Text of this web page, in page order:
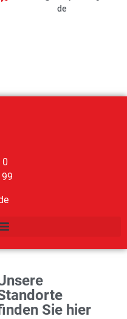
de
0
Sie hier